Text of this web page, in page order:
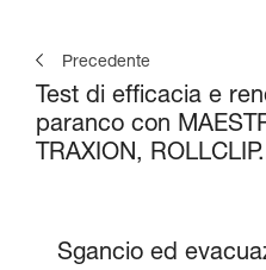
Precedente
Test di efficacia e
paranco con
TRAXION,
Sgancio ed